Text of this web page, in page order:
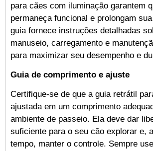
para cães com iluminação garantem
permaneça funcional e prolongam
guia fornece instruções detalhadas
manuseio, carregamento e
para maximizar seu desempenho e
Guia de comprimento e ajuste
Certifique-se de que a guia retrátil
ajustada em um comprimento
ambiente de passeio. Ela deve dar
suficiente para o seu cão explorar e,
tempo, manter o controle. Sempre